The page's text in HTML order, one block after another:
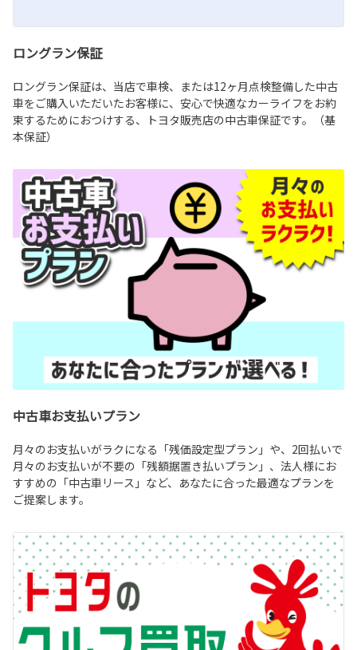
ロングラン保証
ロングラン保証は、当店で車検、または12ヶ月点検整備した中古
車をご購入いただいたお客様に、安心で快適なカーライフをお約
束するためにおつけする、トヨタ販売店の中古車保証です。（基
本保証）
中古車お支払いプラン
月々のお支払いがラクになる「残価設定型プラン」や、2回払いで
月々のお支払いが不要の「残額据置き払いプラン」、法人様にお
すすめの「中古車リース」など、あなたに合った最適なプランを
ご提案します。